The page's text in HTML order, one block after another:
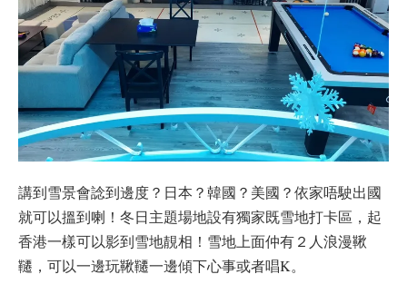
講到雪景會諗到邊度？日本？韓國？美國？依家唔駛出國
就可以搵到喇！冬日主題場地設有獨家既雪地打卡區，起
香港一樣可以影到雪地靚相！雪地上面仲有２人浪漫鞦
韆，可以一邊玩鞦韆一邊傾下心事或者唱K。